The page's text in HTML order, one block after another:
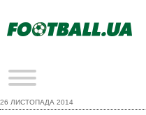
26 ЛИСТОПАДА 2014